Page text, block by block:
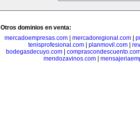
Otros dominios en venta:
mercadoempresas.com| mercadoregional.com|
tenisprofesional.com
planmovil.com
bodegasdecuyo.com
mendozavinos.com|